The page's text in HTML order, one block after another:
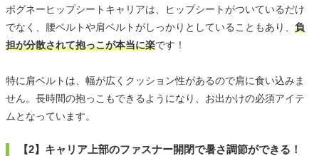
ポグネーヒップシートキャリアは、ヒップシートがついているだけ
でなく、腰ベルトや肩ベルトがしっかりとしていることもあり、 負
担が分散されて抱っこが本当に楽です！
特に肩ベルトは、幅が広くクッション性があるので肩に食い込みま
せん。長時間の抱っこもできるようになり、お出かけの必須アイテ
ムとなっています。
【2】キャリア上部のファスナー開閉で暑さ調節ができる！